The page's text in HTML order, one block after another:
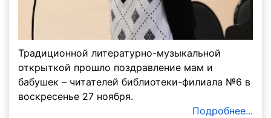
Традиционной литературно-музыкальной
открыткой прошло поздравление мам и
бабушек – читателей библиотеки-филиала №6 в
воскресенье 27 ноября.
Подробнее...